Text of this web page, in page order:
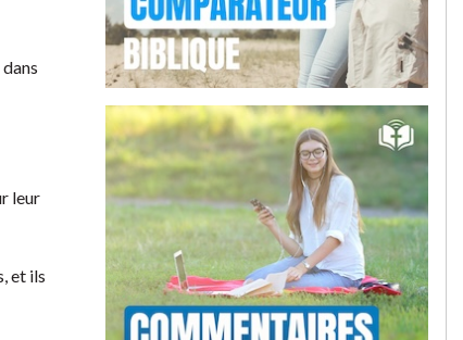
leur
et ils